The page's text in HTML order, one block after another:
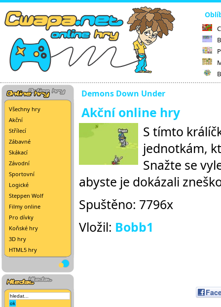
Všechny hry
Akční
Střílecí
Zábavné
Skákací
Závodní
Sportovní
Logické
Steppen Wolf
Filmy online
Pro dívky
Koňské hry
3D hry
HTML5 hry
Demons Down Under
Akční online hry
S tímto
jednotkám,
Snažte se
abyste je dokázali
Spuštěno: 7796x
Vložil: Bobb1